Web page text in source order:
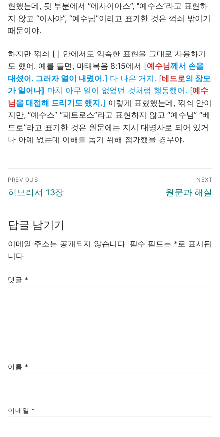
현했는데, 뒷 부분에서 “에사이아스”, “예수스”라고 표현하
지 않고 “이사야”, “예수님”이리고 표기한 것은 꺽쇠 밖이기
때문이야.
하지만 꺾쇠 [ ] 안에서도 익숙한 표현을 그대로 사용하기
도 했어. 예를 들면, 마태복음 8:15에서 [예수님께서 손을
대셨어. 그러자 열이 내렸어.] 다 나은 거지. [베드로의 장모
가 일어나] 마치 아무 일이 없었던 것처럼 행동했어. [예수
님을 대접해 드리기도 했지.] 이렇게 표혔했는데, 꺾쇠 안이
지만, “예수스” “페트로스”라고 표현하지 않고 “예수님” “베
드로”라고 표기한 것은 원문에는 지시 대명사로 되어 있거
나 아예 없는데 이해를 돕기 위해 첨가했을 경우야.
글
탐
PREVIOUS
Previous
히브리서 13장
NEXT
Next
원문과 해설
답글 남기기
이메일 주소는 공개되지 않습니다. 필수 필드는 * 로 표시됩
니다
댓글 *
이름 *
이메일 *